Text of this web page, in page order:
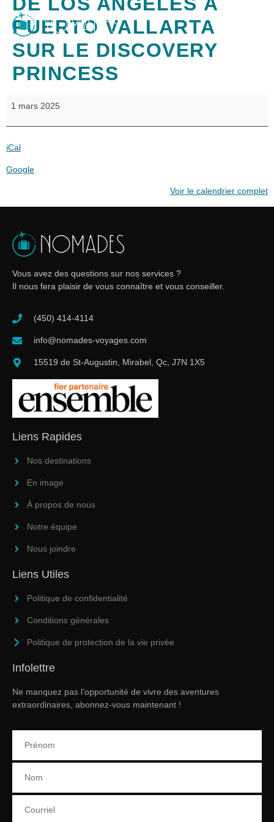
PUERTO VALLARTA
SUR LE DISCOVERY
PRINCESS
1 mars 2025
iCal
Google
Voir le calendrier complet
Vous avez des questions sur nos services ?
Il nous fera plaisir de vous connaître et vous conseiller.
(450) 414-4114
info@nomades-voyages.com
15519 de St-Augustin, Mirabel, Qc, J7N 1X5
Liens Rapides
Nos destinations
En image
À propos de nous
Notre équipe
Nous joindre
Liens Utiles
Politique de confidentialité
Conditions générales
Politique de protection de la vie privée
Infolettre
Ne manquez pas l’opportunité de vivre des aventures
extraordinaires, abonnez-vous maintenant !